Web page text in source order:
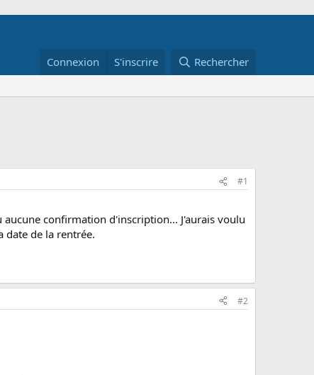
Connexion S'inscrire Rechercher
#1
aucune confirmation d'inscription... J'aurais voulu
date de la rentrée.
#2